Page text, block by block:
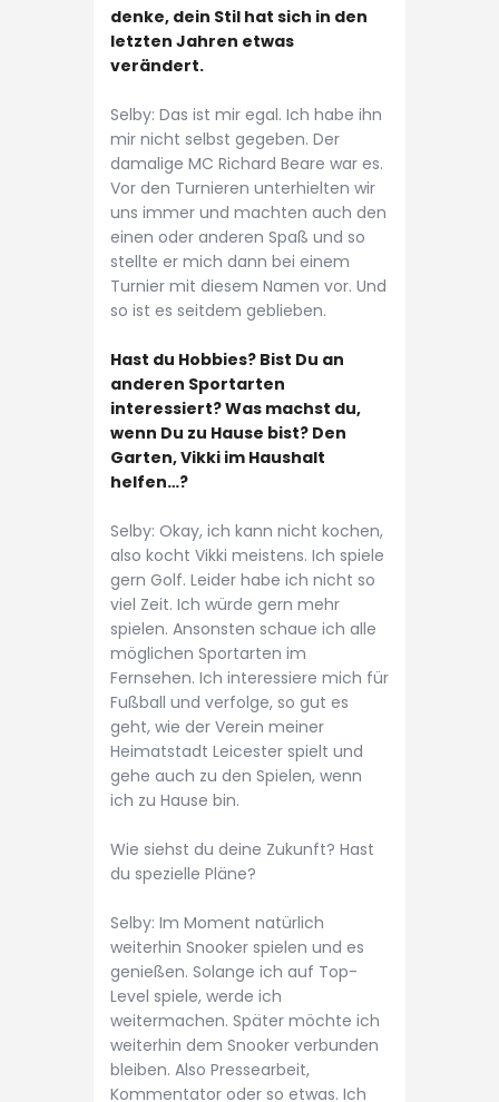
denke, dein Stil hat sich in den
letzten Jahren etwas
verändert.
Selby: Das ist mir egal. Ich habe ihn
mir nicht selbst gegeben. Der
damalige MC Richard Beare war es.
Vor den Turnieren unterhielten wir
uns immer und machten auch den
einen oder anderen Spaß und so
stellte er mich dann bei einem
Turnier mit diesem Namen vor. Und
so ist es seitdem geblieben.
Hast du Hobbies? Bist Du an
anderen Sportarten
interessiert? Was machst du,
wenn Du zu Hause bist? Den
Garten, Vikki im Haushalt
helfen…?
Selby: Okay, ich kann nicht kochen,
also kocht Vikki meistens. Ich spiele
gern Golf. Leider habe ich nicht so
viel Zeit. Ich würde gern mehr
spielen. Ansonsten schaue ich alle
möglichen Sportarten im
Fernsehen. Ich interessiere mich für
Fußball und verfolge, so gut es
geht, wie der Verein meiner
Heimatstadt Leicester spielt und
gehe auch zu den Spielen, wenn
ich zu Hause bin.
Wie siehst du deine Zukunft? Hast
du spezielle Pläne?
Selby: Im Moment natürlich
weiterhin Snooker spielen und es
genießen. Solange ich auf Top-
Level spiele, werde ich
weitermachen. Später möchte ich
weiterhin dem Snooker verbunden
bleiben. Also Pressearbeit,
Kommentator oder so etwas. Ich